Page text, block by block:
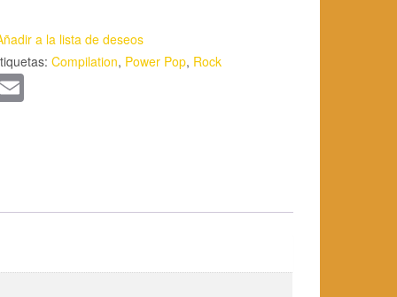
a la lista de deseos
Compilation, Power Pop, Rock